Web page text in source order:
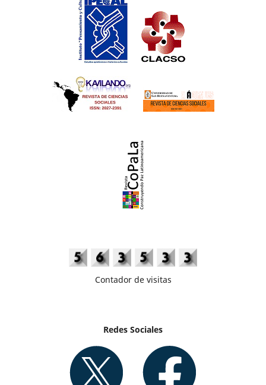
Contador de visitas
Redes Sociales